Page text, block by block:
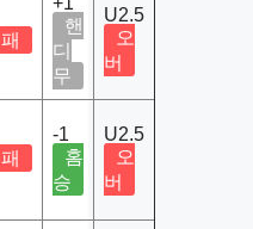
패
핸
디
무
U2.5
오
버
패
-1
홈
승
U2.5
오
버